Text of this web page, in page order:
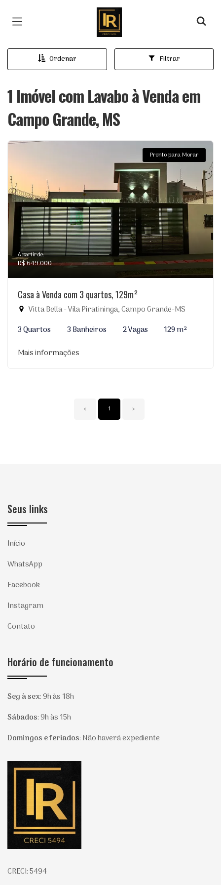
Página inicial
Ordenar Filtrar
1 Imóvel com Lavabo à Venda em
Campo Grande, MS
Pronto para Morar
A partir de:
R$ 649.000
Casa à Venda com 3 quartos, 129m²
Vitta Bella - Vila Piratininga, Campo Grande-MS
3 Quartos
3 Banheiros 2 Vagas
129 m²
Mais informações
‹ 1 ›
Seus links
Início
WhatsApp
Facebook
Instagram
Contato
Horário de funcionamento
Seg à sex:9h às 18h
Sábados:9h às 15h
Domingos e feriados: Não haverá expediente
Página inicial
CRECI: 5494